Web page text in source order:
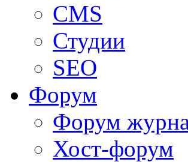
CMS
Студии
SEO
Форум
Форум
Хост-форум